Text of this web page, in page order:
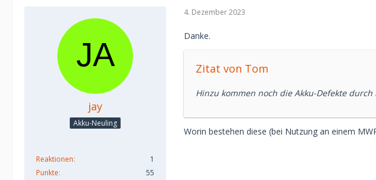
jay
Akku-Neuling
Reaktionen
1
Punkte
55
4. Dezember 2023
Danke.
Zitat von Tom
Hinzu kommen noch die Akku-Defekte durch
Worin bestehen diese (bei Nutzung an einem